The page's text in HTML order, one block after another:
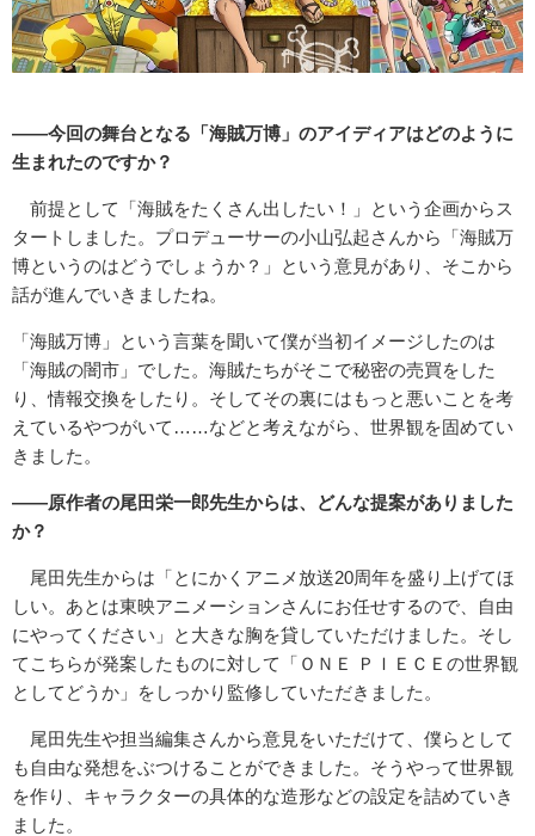
――今回の舞台となる「海賊万博」のアイディアはどのように
生まれたのですか？
前提として「海賊をたくさん出したい！」という企画からス
タートしました。プロデューサーの小山弘起さんから「海賊万
博というのはどうでしょうか？」という意見があり、そこから
話が進んでいきましたね。
「海賊万博」という言葉を聞いて僕が当初イメージしたのは
「海賊の闇市」でした。海賊たちがそこで秘密の売買をした
り、情報交換をしたり。そしてその裏にはもっと悪いことを考
えているやつがいて……などと考えながら、世界観を固めてい
きました。
――原作者の尾田栄一郎先生からは、どんな提案がありました
か？
尾田先生からは「とにかくアニメ放送20周年を盛り上げてほ
しい。あとは東映アニメーションさんにお任せするので、自由
にやってください」と大きな胸を貸していただけました。そし
てこちらが発案したものに対して「ＯＮＥ ＰＩＥＣＥの世界観
としてどうか」をしっかり監修していただきました。
尾田先生や担当編集さんから意見をいただけて、僕らとして
も自由な発想をぶつけることができました。そうやって世界観
を作り、キャラクターの具体的な造形などの設定を詰めていき
ました。